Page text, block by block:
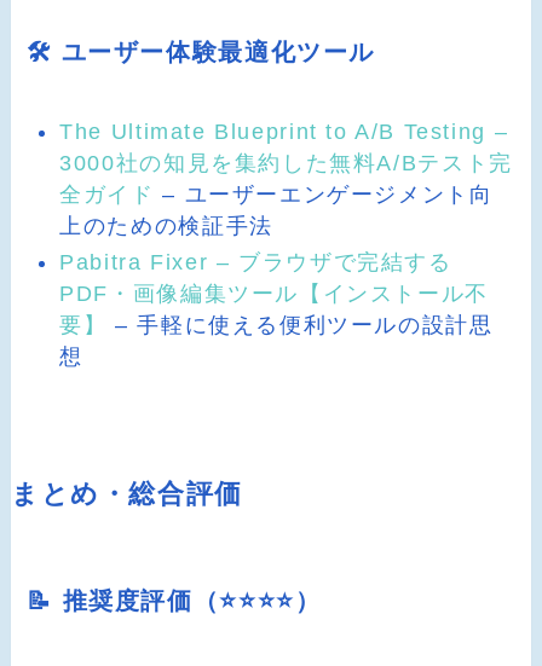
🛠️ ユーザー体験最適化ツール
The Ultimate Blueprint to A/B Testing –
3000社の知見を集約した無料A/Bテスト完
全ガイド – ユーザーエンゲージメント向
上のための検証手法
Pabitra Fixer – ブラウザで完結する
PDF・画像編集ツール【インストール不
要】
– 手軽に使える便利ツールの設計思
想
まとめ・総合評価
📝 推奨度評価（⭐️⭐️⭐️⭐️）